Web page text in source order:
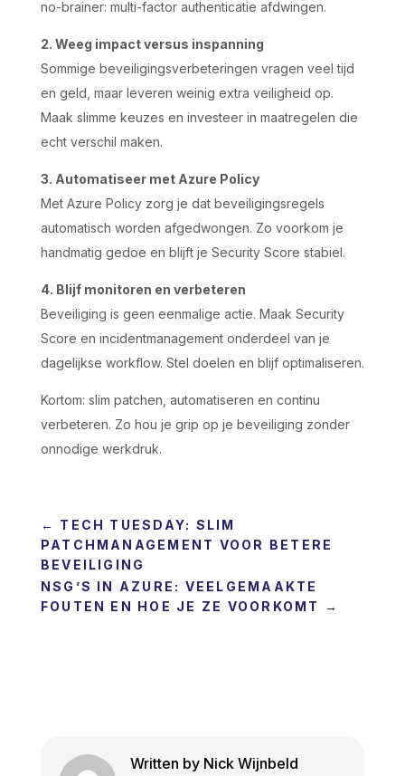
no-brainer: multi-factor authenticatie afdwingen.
2. Weeg impact versus inspanning
Sommige beveiligingsverbeteringen vragen veel tijd
en geld, maar leveren weinig extra veiligheid op.
Maak slimme keuzes en investeer in maatregelen die
echt verschil maken.
3. Automatiseer met Azure Policy
Met Azure Policy zorg je dat beveiligingsregels
automatisch worden afgedwongen. Zo voorkom je
handmatig gedoe en blijft je Security Score stabiel.
4. Blijf monitoren en verbeteren
Beveiliging is geen eenmalige actie. Maak Security
Score en incidentmanagement onderdeel van je
dagelijkse workflow. Stel doelen en blijf optimaliseren.
Kortom: slim patchen, automatiseren en continu
verbeteren. Zo hou je grip op je beveiliging zonder
onnodige werkdruk.
← TECH TUESDAY: SLIM
PATCHMANAGEMENT VOOR BETERE
BEVEILIGING
NSG’S IN AZURE: VEELGEMAAKTE
FOUTEN EN HOE JE ZE VOORKOMT
→
Written by Nick Wijnbeld